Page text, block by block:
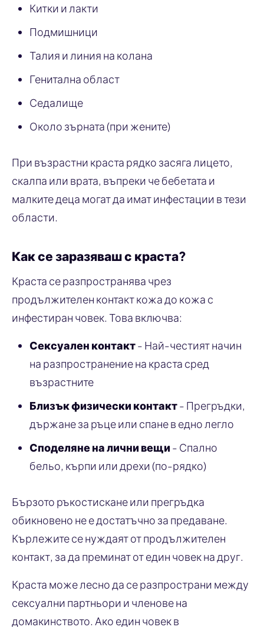
Китки и лакти
Подмишници
Талия и линия на колана
Генитална област
Седалище
Около зърната (при жените)
При възрастни краста рядко засяга лицето,
скалпа или врата, въпреки че бебетата и
малките деца могат да имат инфестации в тези
области.
Как се заразяваш с краста?
Краста се разпространява чрез
продължителен контакт кожа до кожа с
инфестиран човек. Това включва:
Сексуален контакт- Най-честият начин
на разпространение на краста сред
възрастните
Близък физически контакт- Прегръдки,
държане за ръце или спане в едно легло
Споделяне на лични вещи - Спално
бельо, кърпи или дрехи (по-рядко)
Бързото ръкостискане или прегръдка
обикновено не е достатъчно за предаване.
Кърлежите се нуждаят от продължителен
контакт, за да преминат от един човек на друг.
Краста може лесно да се разпространи между
сексуални партньори и членове на
домакинството. Ако един човек в